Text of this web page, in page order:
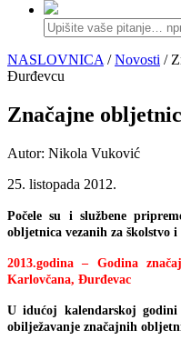
NASLOVNICA /Novosti /
Đurđevcu
Značajne
Autor: Nikola Vuković
25. listopada 2012.
Počele su i službene
obljetnica vezanih za školstvo
2013.godina – Godina
Karlovčana, Đurđevac
U idućoj kalendarskoj
obilježavanje značajnih